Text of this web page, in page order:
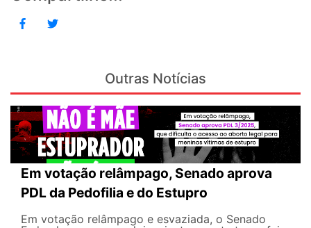
Outras Notícias
Em votação relâmpago, Senado aprova
PDL da Pedofilia e do Estupro
Em votação relâmpago e esvaziada, o Senado